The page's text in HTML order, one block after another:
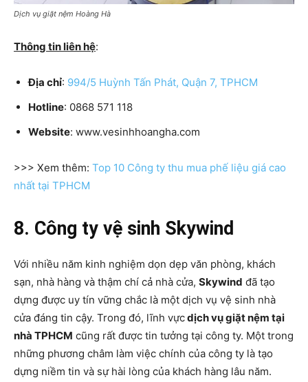
Dịch vụ giặt nệm Hoàng Hà
Thông tin liên hệ:
Địa chỉ: 994/5 Huỳnh Tấn Phát, Quận 7, TPHCM
Hotline: 0868 571 118
Website: www.vesinhhoangha.com
>>> Xem thêm: Top 10 Công ty thu mua phế liệu giá cao
nhất tại TPHCM
8. Công ty vệ sinh Skywind
Với nhiều năm kinh nghiệm dọn dẹp văn phòng, khách
sạn, nhà hàng và thậm chí cả nhà cửa, Skywind đã tạo
dựng được uy tín vững chắc là một dịch vụ vệ sinh nhà
cửa đáng tin cậy. Trong đó, lĩnh vựcdịch vụ giặt nệm tại
nhà TPHCM cũng rất được tin tưởng tại công ty. Một trong
những phương châm làm việc chính của công ty là tạo
dựng niềm tin và sự hài lòng của khách hàng lâu năm.